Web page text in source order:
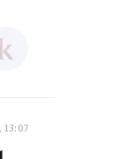
13:07, 06 تامىز 2026